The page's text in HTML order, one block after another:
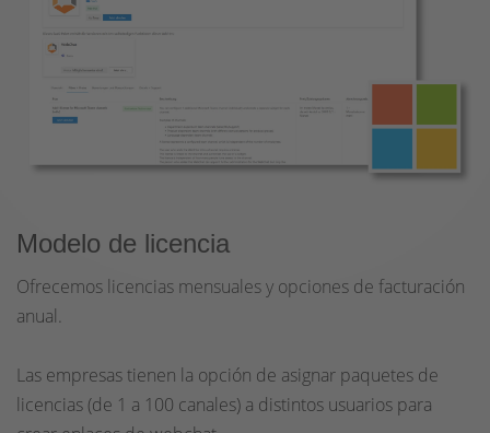
Modelo de licencia
Ofrecemos licencias mensuales y opciones de facturación
anual.
Las empresas tienen la opción de asignar paquetes de
licencias (de 1 a 100 canales) a distintos usuarios para